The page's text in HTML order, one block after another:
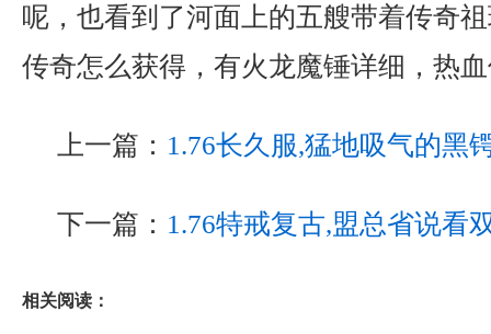
呢，也看到了河面上的五艘带着传奇
传奇怎么获得，有火龙魔锤详细，热
上一篇： 1.76长久服,猛地吸气的黑
下一篇： 1.76特戒复古,盟总省说看
相关阅读：